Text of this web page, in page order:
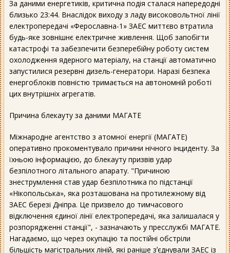
За даними енергетиків, критична подія сталася напередодні
близько 23:44. Внаслідок виходу з ладу високовольтної лінії
електропередачі «Ферославна-1» ЗАЕС миттєво втратила
будь-яке зовнішнє електричне живлення. Щоб запобігти
катастрофі та забезпечити безперебійну роботу систем
охолодження ядерного матеріалу, на станції автоматично
запустилися резервні дизель-генератори. Наразі безпека
енергоблоків повністю тримається на автономній роботі
цих внутрішніх агрегатів.
Причина блекауту за даними МАГАТЕ
Міжнародне агентство з атомної енергії (МАГАТЕ)
оперативно прокоментувало причини нічного інциденту. За
їхньою інформацією, до блекауту призвів удар
безпілотного літального апарату. "Причиною
знеструмлення став удар безпілотника по підстанції
«Нікопольська», яка розташована на протилежному від
ЗАЕС березі Дніпра. Це призвело до тимчасового
відключення єдиної лінії електропередачі, яка залишалася у
розпорядженні станції", - зазначають у пресслужбі МАГАТЕ.
Нагадаємо, що через окупацію та постійні обстріли
більшість магістральних ліній, які раніше зʼєднували ЗАЕС із